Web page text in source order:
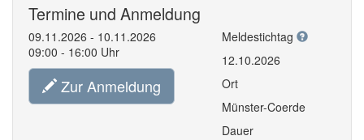
Termine und Anmeldung
09.11.2026 - 10.11.2026
09:00 - 16:00 Uhr
Zur Anmeldung
Meldestichtag
12.10.2026
Ort
Münster-Coerde
Dauer